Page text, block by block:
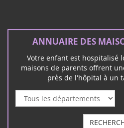
ANNUAIRE DES
Votre enfant est hospitalisé
maisons de parents offrent
près de l'hôpital à un